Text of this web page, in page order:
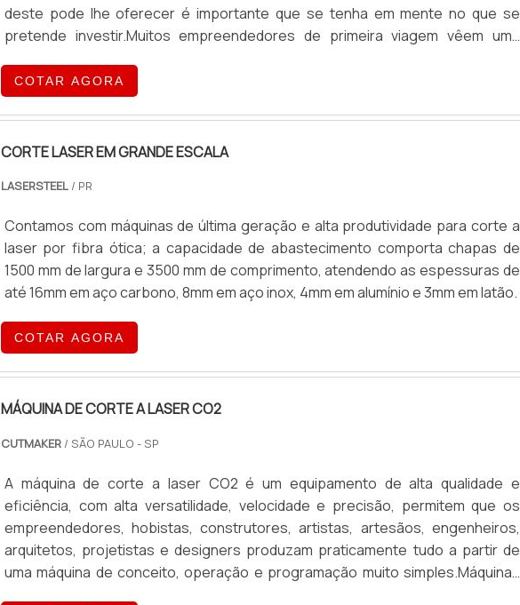
deste pode lhe oferecer é importante que se tenha em mente no que se
pretende investir.Muitos empreendedores de primeira viagem vêem uma
seus negócios, e de fato ela é. Por isso, é importante que você .
COTAR AGORA
CORTE LASER EM GRANDE ESCALA
LASERSTEEL/ PR
Contamos com máquinas de última geração e alta produtividade para corte a
laser por fibra ótica; a capacidade de abastecimento comporta chapas de
1500 mm de largura e 3500 mm de comprimento, atendendo as espessuras de
até 16mm em aço carbono, 8mm em aço inox, 4mm em alumínio e 3mm em latão.
COTAR AGORA
MÁQUINA DE CORTE A LASER CO2
CUTMAKER/ SÃO PAULO - SP
A máquina de corte a laser CO2 é um equipamento de alta qualidade e
eficiência, com alta versatilidade, velocidade e precisão, permitem que os
empreendedores, hobistas, construtores, artistas, artesãos, engenheiros,
arquitetos, projetistas e designers produzam praticamente tudo a partir de
uma máquina de conceito, operação e programação muito simples.Máquinas